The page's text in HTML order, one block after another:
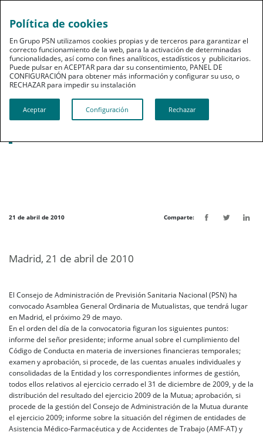
Noticias destacadas
La Asamblea de Mutualistas, el próximo
21 de abril de 2010 Comparte:
Madrid, 21 de abril de 2010
El Consejo de Administración de Previsión Sanitaria Nacional (PSN) ha
convocado Asamblea General Ordinaria de Mutualistas, que tendrá lugar
en Madrid, el próximo 29 de mayo.
En el orden del día de la convocatoria figuran los siguientes puntos:
informe del señor presidente; informe anual sobre el cumplimiento del
Código de Conducta en materia de inversiones financieras temporales;
examen y aprobación, si procede, de las cuentas anuales individuales y
consolidadas de la Entidad y los correspondientes informes de gestión,
todos ellos relativos al ejercicio cerrado el 31 de diciembre de 2009, y de la
distribución del resultado del ejercicio 2009 de la Mutua; aprobación, si
procede de la gestión del Consejo de Administración de la Mutua durante
el ejercicio 2009; informe sobre la situación del régimen de entidades de
Asistencia Médico-Farmacéutica y de Accidentes de Trabajo (AMF-AT) y
Política de cookies
En Grupo PSN utilizamos cookies propias y de terceros para garantizar el
correcto funcionamiento de la web, para la activación de determinadas
funcionalidades, así como con fines analíticos, estadísticos y publicitarios.
Puede pulsar en ACEPTAR para dar su consentimiento, PANEL DE
CONFIGURACIÓN para obtener más información y configurar su uso, o
RECHAZAR para impedir su instalación​​​​​​​
Aceptar Configuración Rechazar